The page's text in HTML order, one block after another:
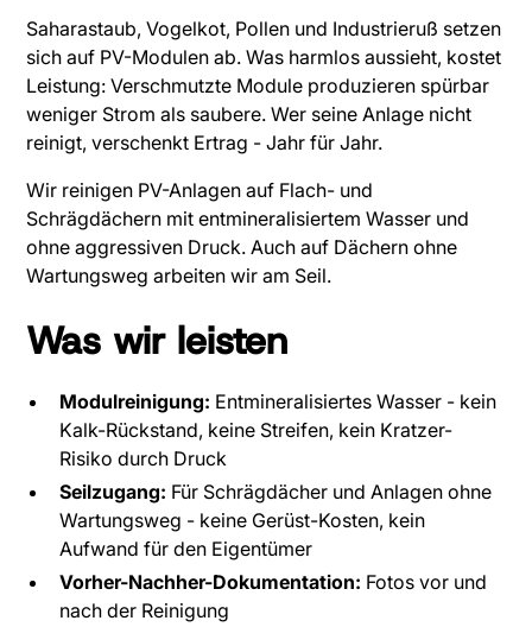
Saharastaub, Vogelkot, Pollen und Industrieruß setzen
sich auf PV-Modulen ab. Was harmlos aussieht, kostet
Leistung: Verschmutzte Module produzieren spürbar
weniger Strom als saubere. Wer seine Anlage nicht
reinigt, verschenkt Ertrag - Jahr für Jahr.
Wir reinigen PV-Anlagen auf Flach- und
Schrägdächern mit entmineralisiertem Wasser und
ohne aggressiven Druck. Auch auf Dächern ohne
Wartungsweg arbeiten wir am Seil.
Was wir leisten
Modulreinigung: Entmineralisiertes Wasser - kein
Kalk-Rückstand, keine Streifen, kein Kratzer-
Risiko durch Druck
Seilzugang: Für Schrägdächer und Anlagen ohne
Wartungsweg - keine Gerüst-Kosten, kein
Aufwand für den Eigentümer
Vorher-Nachher-Dokumentation: Fotos vor und
nach der Reinigung